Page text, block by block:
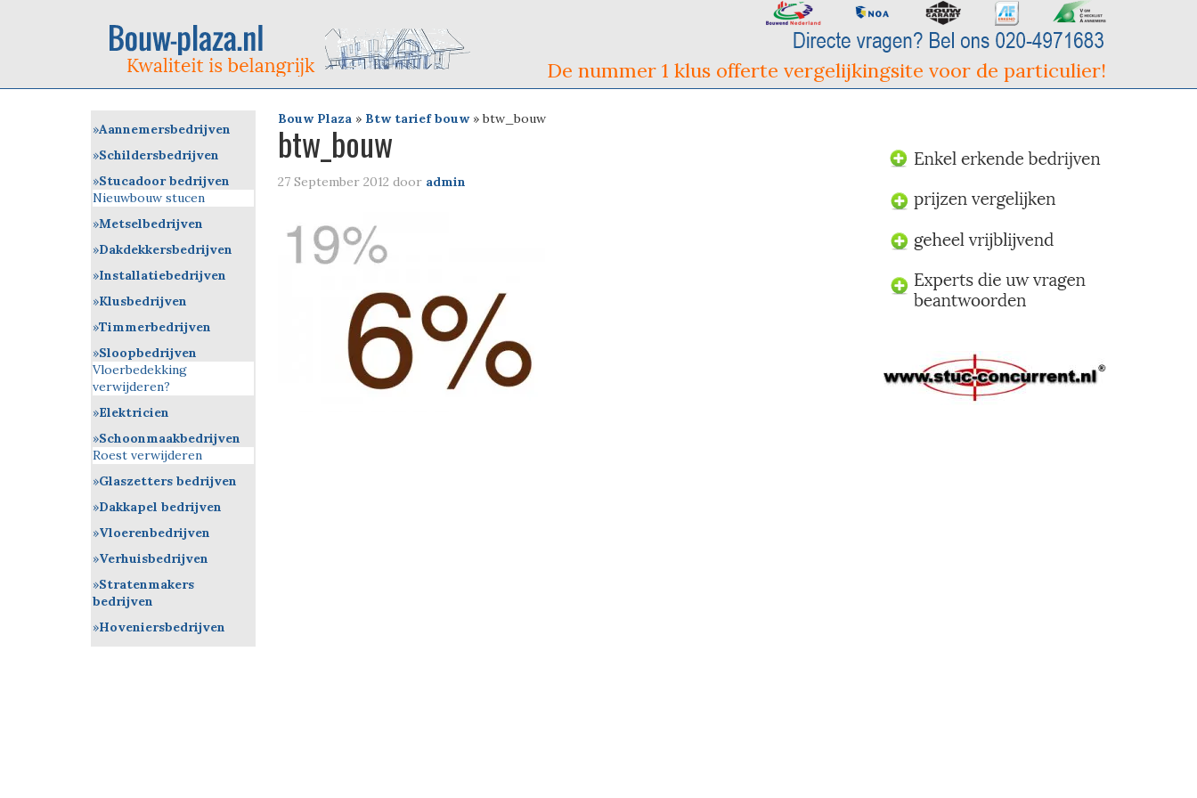
De nummer 1 klus offerte vergelijkingsite voor de particulier!
Bouw Plaza » Btw tarief bouw»btw_bouw
btw_bouw
27 September 2012 door admin
Aannemersbedrijven
Schildersbedrijven
Stucadoor bedrijven
Nieuwbouw stucen
Metselbedrijven
Dakdekkersbedrijven
Installatiebedrijven
Klusbedrijven
Timmerbedrijven
Sloopbedrijven
Vloerbedekking
verwijderen?
Elektricien
Schoonmaakbedrijven
Roest verwijderen
Glaszetters bedrijven
Dakkapel bedrijven
Vloerenbedrijven
Verhuisbedrijven
Stratenmakers
bedrijven
Hoveniersbedrijven